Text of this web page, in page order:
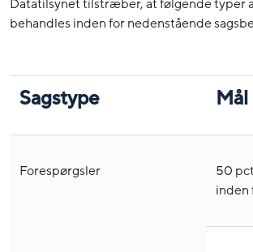
Datatilsynet tilstræber, at følgende typer
behandles inden for nedenstående
Sagstype Mål
Forespørgsler
50
inden